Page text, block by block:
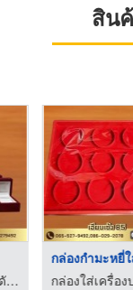
สิน
กล่องใส่เครื่องประดับเฮียบเซ้ง 85